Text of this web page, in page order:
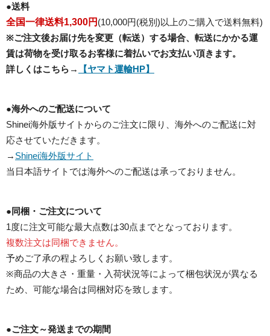
●送料
全国一律送料1,300円 (10,000円(税別)以上のご購入で送料無料)
※ご注文後お届け先を変更（転送）する場合、転送にかかる運
賃は荷物を受け取るお客様に着払いでお支払い頂きます。
詳しくはこちら→
【ヤマト運輸HP】
●海外へのご配送について
Shinei海外版サイトからのご注文に限り、海外へのご配送に対
応させていただきます。
→ Shinei海外版サイト
当日本語サイトでは海外へのご配送は承っておりません。
● 同梱・ご注文について
1度に注文可能な最大点数は30点までとなっております。
複数注文は同梱できません。
予めご了承の程よろしくお願い致します。
※商品の大きさ・重量・入荷状況等によって梱包状況が異なる
ため、可能な場合は同梱対応を致します。
●ご注文～発送までの期間